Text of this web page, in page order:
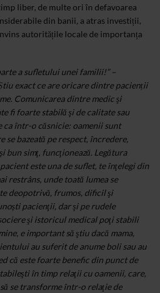
liber, de multe ori în defavoarea
din banii, a atras investiții,
autoritățile locale de importanța
a sufletului unei familii!” –
exact ce are oricare dintre pacienții
Comunicarea dintre medic şi
fi foarte stabilă şi de calitate sau
într-o căsnicie: oamenii sunt
bazeată pe respect, încredere,
bun simţ, funcţionează. Legătura
este una de suflet, te înţelegi din
restrâns, unde toată lumea se
deopotrivă, frumos, dificil şi
pacienţii, dar şi pe rudele
şi istoricul medical poţi stabili
e important să ştiu dacă mama,
au suferit de anume boli sau au
că este foarte benefic din punct de
în timp relaţii cu oamenii, care,
se transforme într-o relaţie de